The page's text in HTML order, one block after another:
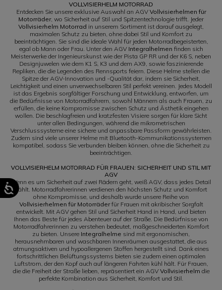
VOLLVISIERHELM MOTORRAD
Entdecken Sie unsere exklusive Auswahl an AGV Vollvisierhelmen für
Motorräder, wo Sicherheit auf Stil und Spitzentechnologie trifft. Jeder
Vollvisierhelm Motorrad in unserem Sortiment ist darauf ausgelegt,
maximalen Schutz zu bieten, ohne dabei Stil und Komfort zu
beeinträchtigen. Sie sind die ideale Wahl für jeden Motorradbegeisterten,
egal ob Mann oder Frau. Unter den AGV Integralhelmen finden sich
Meisterwerke der Ingenieurskunst wie der Pista GP RR und der K6 S, neben
Designjuwelen wie dem K1 S, K3 und dem AX9, sowie faszinierende
Repliken, die die Legenden des Rennsports feiern. Diese Helme stellen die
Spitze der AGV-Innovation und -Qualität dar, indem sie Sicherheit,
Leichtigkeit und einen unverwechselbaren Stil perfekt vereinen. Jedes Modell
ist das Ergebnis sorgfältiger Forschung und Entwicklung, entworfen, um
die Bedürfnisse von Motorradfahrern, sowohl Männern als auch Frauen, zu
erfüllen, die keine Kompromisse zwischen Schutz und Ästhetik eingehen
wollen. Die beschlagfreien und kratzfesten Visiere sorgen für klare Sicht
unter allen Bedingungen, während die mikrometrischen
Verschlusssysteme eine sichere und anpassbare Passform gewährleisten.
Zudem sind viele unserer Helme mit Bluetooth-Kommunikationssystemen
kompatibel, sodass Sie verbunden bleiben können, ohne die Sicherheit zu
beeinträchtigen.
VOLLVISIERHELM MOTORRAD FÜR FRAUEN: SICHERHEIT UND STIL MIT
AGV
Wenn es um Sicherheit auf zwei Rädern geht, weiß AGV, dass jedes Detail
zählt. Motorradfahrerinnen verdienen den höchsten Schutz und Komfort
ohne Kompromisse, und deshalb wurde unsere Reihe von
Vollvisierhelmen für Motorräderfür Frauen mit akribischer Sorgfalt
entwickelt. Mit AGV gehen Stil und Sicherheit Hand in Hand, und bieten
Ihnen das Beste für jedes Abenteuer auf der Straße. Die Bedürfnisse von
Motorradfahrerinnen zu verstehen bedeutet, maßgeschneiderten Komfort
zu bieten. Unsere Integralhelme sind mit ergonomischen,
herausnehmbaren und waschbaren Innenräumen ausgestattet, die aus
atmungsaktiven und hypoallergenen Stoffen hergestellt sind. Dank eines
fortschrittlichen Belüftungssystems bieten sie zudem einen optimalen
Luftstrom, der den Kopf auch auf längeren Fahrten kühl hält. Für Frauen,
die die Freiheit der Straße lieben, repräsentiert ein AGV Vollvisierhelm die
perfekte Kombination aus Sicherheit, Komfort und Stil.